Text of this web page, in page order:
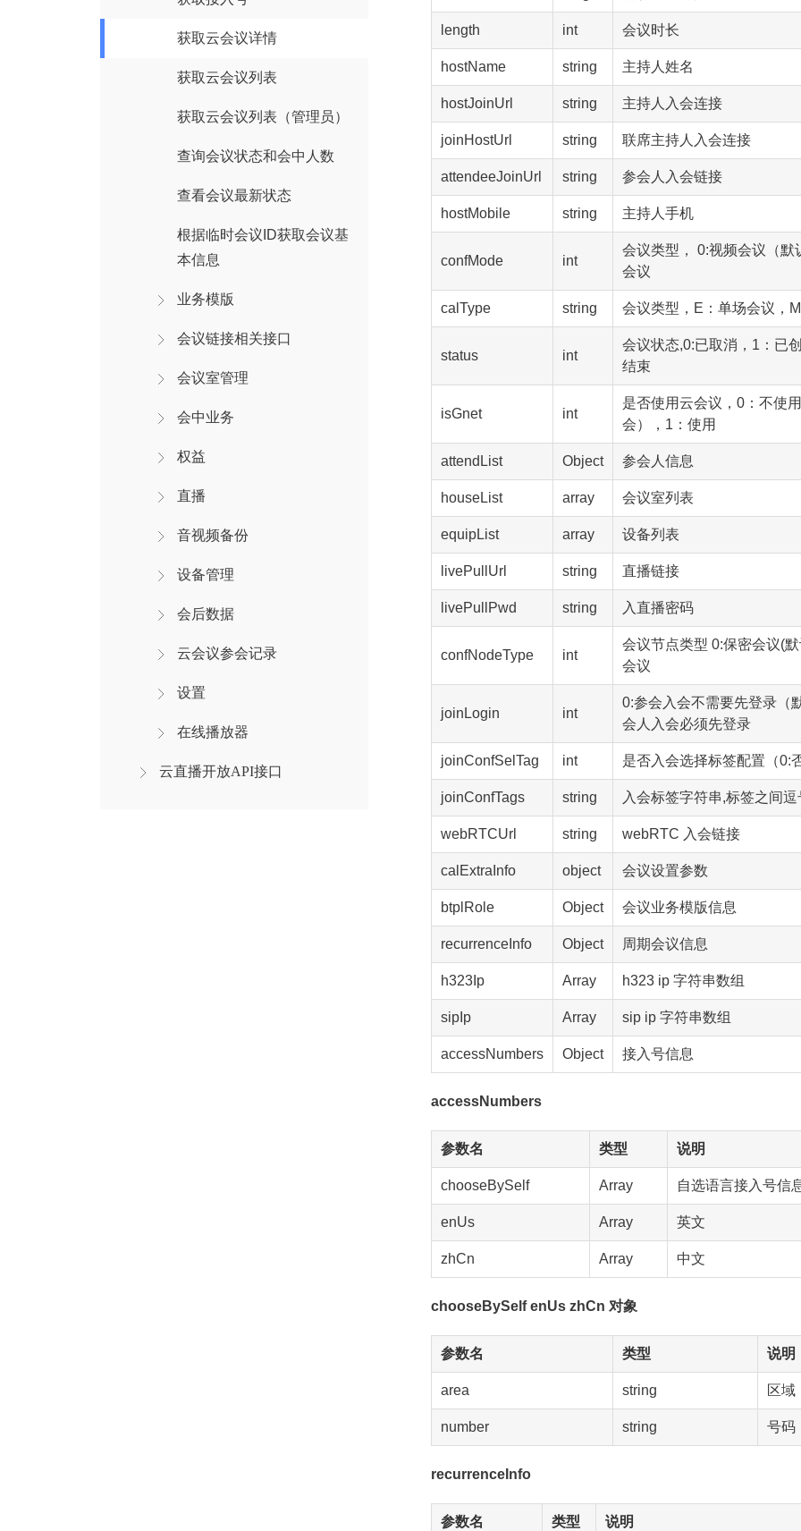
获取云会议详情
获取云会议列表
获取云会议列表（管理员）
查询会议状态和会中人数
查看会议最新状态
根据临时会议ID获取会议基
本信息
业务模版
会议链接相关接口
会议室管理
会中业务
权益
直播
音视频备份
设备管理
会后数据
云会议参会记录
设置
在线播放器
云直播开放API接口
length int 会议时长
hostName string 主持人姓名
hostJoinUrl string 主持人入会连接
joinHostUrl string 联席主持人入会连接
attendeeJoinUrl string 参会人入会链接
hostMobile string 主持人手机
confMode int
会议类型， 0:视频会议（默
会议
calType string 会议类型，E：单场会议，
status int
会议状态,0:已取消，1：已
结束
isGnet int
是否使用云会议，0：不使
会），1：使用
attendList Object 参会人信息
houseList array 会议室列表
equipList array 设备列表
livePullUrl string 直播链接
livePullPwd string 入直播密码
confNodeType int
会议节点类型 0:保密会议(
会议
joinLogin int
0:参会入会不需要先登录（
会人入会必须先登录
joinConfSelTag int 是否入会选择标签配置（0:
joinConfTags string 入会标签字符串,标签之间
webRTCUrl string webRTC 入会链接
calExtraInfo object 会议设置参数
btplRole Object 会议业务模版信息
recurrenceInfo Object 周期会议信息
h323Ip Array h323 ip 字符串数组
sipIp Array sip ip 字符串数组
accessNumbers Object 接入号信息
accessNumbers
参数名 类型 说明
chooseBySelf Array 自选语言接入号信
enUs Array 英文
zhCn Array 中文
chooseBySelf enUs zhCn 对象
参数名 类型 说明
area string 区域
number string 号码
recurrenceInfo
参数名 类型 说明